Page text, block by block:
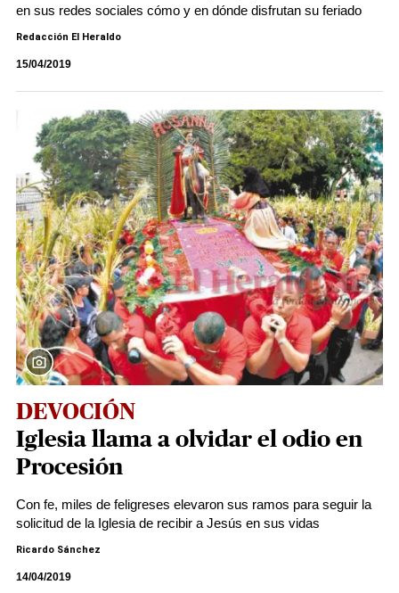
en sus redes sociales cómo y en dónde disfrutan su feriado
Redacción El Heraldo
15/04/2019
DEVOCIÓN
Iglesia llama a olvidar el odio en
Procesión
Con fe, miles de feligreses elevaron sus ramos para seguir la
solicitud de la Iglesia de recibir a Jesús en sus vidas
Ricardo Sánchez
14/04/2019